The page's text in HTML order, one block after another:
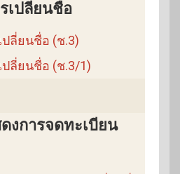
เปลี่ยนชื่อ
ลี่ยนชื่อ (ช.3)
ลี่ยนชื่อ (ช.3/1)
งการจดทะเบียน